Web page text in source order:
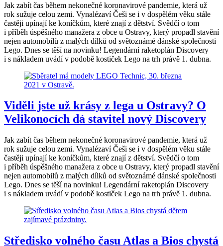
Jak zabít čas během nekonečné koronavirové pandemie, která už
rok sužuje celou zemi. Vynalézaví Češi se i v dospělém věku stále
častěji upínají ke koníčkům, které znají z dětství. Svědčí o tom
i příběh úspěšného manažera z obce u Ostravy, který propadl stavění
nejen automobilů z malých dílků od světoznámé dánské společnosti
Lego. Dnes se těší na novinku! Legendární raketoplán Discovery
i s nákladem uvádí v podobě kostiček Lego na trh právě 1. dubna.
Viděli jste už krásy z lega u Ostravy? O
Velikonocích dá stavitel nový Discovery
Jak zabít čas během nekonečné koronavirové pandemie, která už
rok sužuje celou zemi. Vynalézaví Češi se i v dospělém věku stále
častěji upínají ke koníčkům, které znají z dětství. Svědčí o tom
i příběh úspěšného manažera z obce u Ostravy, který propadl stavění
nejen automobilů z malých dílků od světoznámé dánské společnosti
Lego. Dnes se těší na novinku! Legendární raketoplán Discovery
i s nákladem uvádí v podobě kostiček Lego na trh právě 1. dubna.
Středisko volného času Atlas a Bios chystá